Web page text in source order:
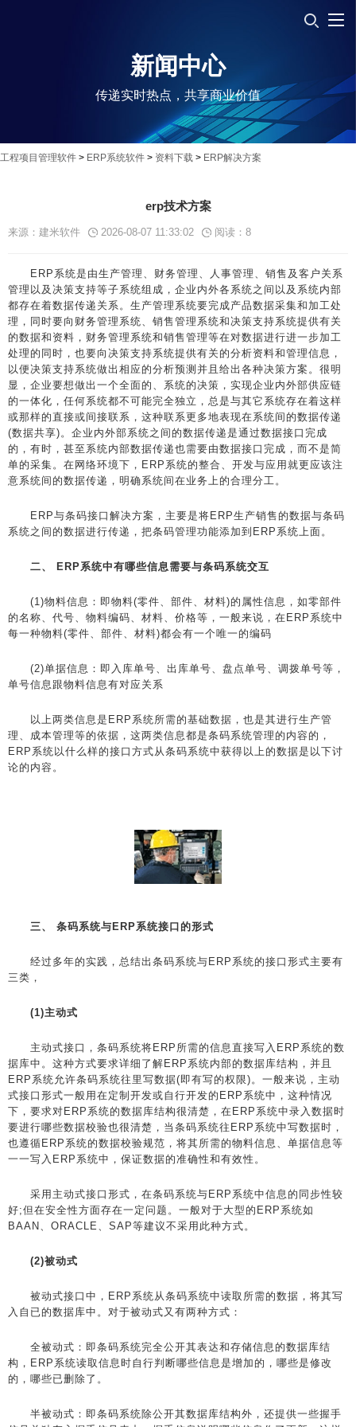
新闻中心
传递实时热点，共享商业价值
工程项目管理软件 > ERP系统软件 > 资料下载 > ERP解决方案
erp技术方案
来源：建米软件 2026-08-07 11:33:02 阅读： 8
ERP系统是由生产管理、财务管理、人事管理、销售及客户关系
管理以及决策支持等子系统组成，企业内外各系统之间以及系统内部
都存在着数据传递关系。生产管理系统要完成产品数据采集和加工处
理，同时要向财务管理系统、销售管理系统和决策支持系统提供有关
的数据和资料，财务管理系统和销售管理等在对数据进行进一步加工
处理的同时，也要向决策支持系统提供有关的分析资料和管理信息，
以便决策支持系统做出相应的分析预测并且给出各种决策方案。很明
显，企业要想做出一个全面的、系统的决策，实现企业内外部供应链
的一体化，任何系统都不可能完全独立，总是与其它系统存在着这样
或那样的直接或间接联系，这种联系更多地表现在系统间的数据传递
(数据共享)。企业内外部系统之间的数据传递是通过数据接口完成
的，有时，甚至系统内部数据传递也需要由数据接口完成，而不是简
单的采集。在网络环境下，ERP系统的整合、开发与应用就更应该注
意系统间的数据传递，明确系统间在业务上的合理分工。
ERP与条码接口解决方案，主要是将ERP生产销售的数据与条码
系统之间的数据进行传递，把条码管理功能添加到ERP系统上面。
二、 ERP系统中有哪些信息需要与条码系统交互
(1)物料信息：即物料(零件、部件、材料)的属性信息，如零部件
的名称、代号、物料编码、材料、价格等，一般来说，在ERP系统中
每一种物料(零件、部件、材料)都会有一个唯一的编码
(2)单据信息：即入库单号、出库单号、盘点单号、调拨单号等，
单号信息跟物料信息有对应关系
以上两类信息是ERP系统所需的基础数据，也是其进行生产管
理、成本管理等的依据，这两类信息都是条码系统管理的内容的，
ERP系统以什么样的接口方式从条码系统中获得以上的数据是以下讨
论的内容。
三、 条码系统与ERP系统接口的形式
经过多年的实践，总结出条码系统与ERP系统的接口形式主要有
三类，
(1)主动式
主动式接口，条码系统将ERP所需的信息直接写入ERP系统的数
据库中。这种方式要求详细了解ERP系统内部的数据库结构，并且
ERP系统允许条码系统往里写数据(即有写的权限)。一般来说，主动
式接口形式一般用在定制开发或自行开发的ERP系统中，这种情况
下，要求对ERP系统的数据库结构很清楚，在ERP系统中录入数据时
要进行哪些数据校验也很清楚，当条码系统往ERP系统中写数据时，
也遵循ERP系统的数据校验规范，将其所需的物料信息、单据信息等
一一写入ERP系统中，保证数据的准确性和有效性。
采用主动式接口形式，在条码系统与ERP系统中信息的同步性较
好;但在安全性方面存在一定问题。一般对于大型的ERP系统如
BAAN、ORACLE、SAP等建议不采用此种方式。
(2)被动式
被动式接口中，ERP系统从条码系统中读取所需的数据，将其写
入自已的数据库中。对于被动式又有两种方式：
全被动式：即条码系统完全公开其表达和存储信息的数据库结
构，ERP系统读取信息时自行判断哪些信息是增加的，哪些是修改
的，哪些已删除了。
半被动式：即条码系统除公开其数据库结构外，还提供一些握手